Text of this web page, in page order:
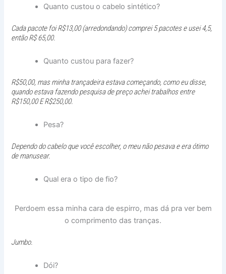
Quanto custou o cabelo sintético?
Cada pacote foi R$13,00 (arredondando) comprei 5 pacotes e usei 4,5,
então R$ 65,00.
Quanto custou para fazer?
R$50,00, mas minha trançadeira estava começando, como eu disse,
quando estava fazendo pesquisa de preço achei trabalhos entre
R$150,00 E R$250,00.
Pesa?
Dependo do cabelo que você escolher, o meu não pesava e era ótimo
de manusear.
Qual era o tipo de fio?
Perdoem essa minha cara de espirro, mas dá pra ver bem
o comprimento das tranças.
Jumbo.
Dói?